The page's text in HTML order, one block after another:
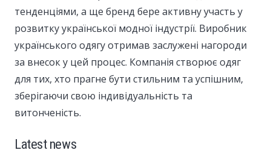
тенденціями, а ще бренд бере активну участь у
розвитку української модної індустрії. Виробник
українського одягу отримав заслужені нагороди
за внесок у цей процес. Компанія створює одяг
для тих, хто прагне бути стильним та успішним,
зберігаючи свою індивідуальність та
витонченість.
Latest news